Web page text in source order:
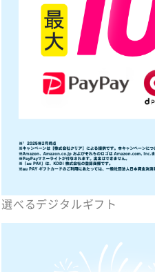
選べるデジタルギフト